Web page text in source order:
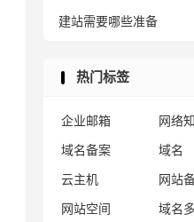
建站需要哪些准备
热门标签
企业邮箱 网络
域名备案
域名
云主机
网站
网站空间
域名